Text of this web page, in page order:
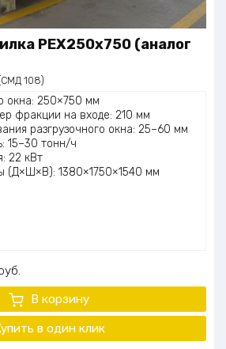
PEX250x750 (аналог
108)
окна: 250×750 мм
фракции на входе: 210 мм
разгрузочного окна: 25–60 мм
15–30 тонн/ч
22 кВт
(Д×Ш×В): 1380×1750×1540 мм
В корзину
в один клик